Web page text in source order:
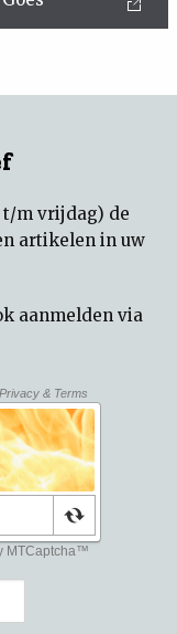
t/m vrijdag) de
artikelen in uw
aanmelden via